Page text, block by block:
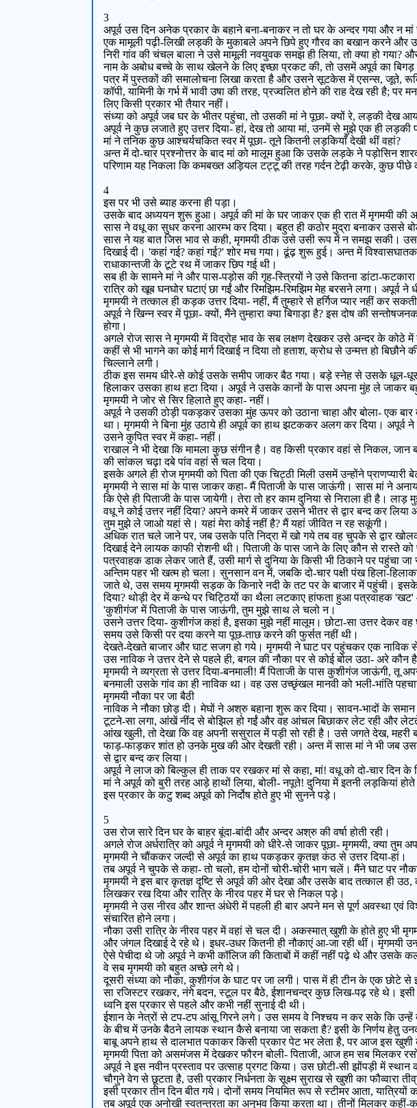
3
अपूर्व उस दिन अनेक प्रकार के बहाने बना-बनाकर न तो घर के अन्दर गया और न
एक मामूली पढ़ी-लिखी लड़की के मुकाबले अपने छिपे हुए गौरव का बखान करने और
निरी गांव की चंचल बाला ने उसे मामूली नवयुवक समझ ही लिया, तो क्या हो
नाम के अबोध बच्चे के साथ खेलने के लिए इच्छा प्रकट की, तो उसमें अपूर्व का बिगड़
पत्र में पुस्तकों की समालोचना लिखा करता है और उसने सूटकेस में एसन्स, जूते,
कॉपी, यामिनी के गर्भ में भावी उषा की तरह, प्रज्वलित होने की राह देख रही है;
लिए किसी प्रकार भी तैयार नहीं।
संध्या को अपूर्व जब घर के भीतर पहुंचा, तो उसकी मां ने पूछा- क्यों रे, लड़की देख
अपूर्व ने कुछ लजाते हुए उत्तर दिया- हां, देख तो आया मां, उनमें से मुझे एक ही लड़की
मां ने तनिक कुछ आश्चर्यचकित स्वर में पूछा- तूने कितनी लड़कियाँ देखी थीं वहां?
अन्त में दो-चार प्रश्नोत्तर के बाद मां को मालूम हुआ कि उसके लड़के ने पड़ोसिन
परिणाम यह निकला कि कमबख्त अड़ियल टट्टू की तरह गर्दन टेढ़ी करके, कुछ
4
इस पर भी उसे ब्याह करना ही पड़ा।
उसके बाद अध्ययन शुरू हुआ। अपूर्व की मां के घर जाकर एक ही रात में मृगमयी की
सास ने वधू का सुधर करना आरम्भ कर दिया। बहुत ही कठोर मुद्रा बनाकर उससे
सास ने यह बात जिस भाव से कही, मृगमयी ठीक उसे उसी रूप में न समझ सकी। उसने
दिखाई दी। 'कहां गई? कहां गई?' शोर मच गया। ढूंढ़ शुरू हुई। अन्त में
राधाकान्तजी के टूटे रथ में जाकर छिप गई थी।
सब ही के सामने मां ने और पास-पड़ोस की गृह-स्त्रियों ने उसे कितना डांटा-
रात्रि को खूब घनघोर घटाएं छा गईं और रिमझिम-रिमझिम मेह बरसने लगा। अपूर्व
मृगमयी ने तत्काल ही कड़क उत्तर दिया- नहीं, मैं तुम्हारे से हर्गिज प्यार नहीं कर
अपूर्व ने खिन्न स्वर में पूछा- क्यों, मैंने तुम्हारा क्या बिगाड़ा है? इस दोष की
होगा।
अगले रोज सास ने मृगमयी में विद्रोह भाव के सब लक्षण देखकर उसे अन्दर के कोठे
कहीं से भी भागने का कोई मार्ग दिखाई न दिया तो हताश, क्रोध से उन्मत्त हो
चिल्लाने लगी।
ठीक इस समय धीरे-से कोई उसके समीप जाकर बैठ गया। बड़े स्नेह से उसके धूल-
हिलाकर उसका हाथ हटा दिया। अपूर्व ने उसके कानों के पास अपना मुंह ले जाकर
मृगमयी ने जोर से सिर हिलाते हुए कहा- नहीं।
अपूर्व ने उसकी ठोड़ी पकड़कर उसका मुंह ऊपर को उठाना चाहा और बोला- एक बार
था। मृगमयी ने बिना मुंह उठाये ही अपूर्व का हाथ झटककर अलग कर दिया।
उसने कुपित स्वर में कहा- नहीं।
राखाल ने भी देखा कि मामला कुछ संगीन है। वह किसी प्रकार वहां से निकल, जान
की सांकल चढ़ा दबे पांव वहां से चल दिया।
इसके अगले ही रोज मृगमयी को पिता की एक चिट्ठी मिली उसमें उन्होंने
मृगमयी ने सास मां के पास जाकर कहा- मैं पिताजी के पास जाऊंगी। सास मां ने
कि ऐसे ही पिताजी के पास जायेगी। तेरा तो हर काम दुनिया से निराला ही है। लाड़
वधू ने कोई उत्तर नहीं दिया? अपने कमरे में जाकर उसने भीतर से द्वार बन्द कर
तुम मुझे ले जाओ यहां से। यहां मेरा कोई नहीं है? मैं यहां जीवित न रह सकूंगी।
अधिक रात चले जाने पर, जब उसके पति निद्रा में खो गये तब वह चुपके से द्वार
दिखाई देने लायक काफी रोशनी थी। पिताजी के पास जाने के लिए कौन से रास्ते
पत्रवाहक डाक लेकर जाते हैं, उसी मार्ग से दुनिया के किसी भी ठिकाने पर पहुंचा
अन्तिम पहर भी खत्म हो चला। सुनसान वन में, जबकि दो-चार पक्षी पंख हिला-
जाते थे, उस समय मृगमयी सड़क के किनारे नदी के तट पर के बाजार में पहुंची।
दिया? थोड़ी देर में कन्धे पर चिट्ठियों का थैला लटकाए हांफता हुआ पत्रवाहक
'कुशीगंज' में पिताजी के पास जाऊंगी, तुम मुझे साथ ले चलो न।
उसने उत्तर दिया- कुशीगंज कहां है, इसका मुझे नहीं मालूम। छोटा-सा उत्तर देकर
समय उसे किसी पर दया करने या पूछ-ताछ करने की फुर्सत नहीं थी।
देखते-देखते बाजार और घाट सजग हो गये। मृगमयी ने घाट पर पहुंचकर एक नाविक
उस नाविक ने उत्तर देने से पहले ही, बगल की नौका पर से कोई बोल उठा- अरे कौन
मृगमयी ने व्यग्रता से उत्तर दिया-बनमाली! मैं पिताजी के पास कुशीगंज जाऊंगी, तू
बनमाली उसके गांव का ही नाविक था। वह उस उच्छृंखल मानवी को भली-भांति
मृगमयी नौका पर जा बैठी
नाविक ने नौका छोड़ दी। मेघों ने अश्रु बहाना शुरू कर दिया। सावन-भादों के
टूटने-सा लगा, आंखें नींद से बोझिल हो गईं और वह आंचल बिछाकर लेट रही और
आंख खुली, तो देखा कि वह अपनी ससुराल में पड़ी सो रही है। उसे जगते देख,
फाड़-फाड़कर शांत हो उनके मुख की ओर देखती रही। अन्त में सास मां ने भी जब
से द्वार बन्द कर लिया।
अपूर्व ने लाज को बिल्कुल ही ताक पर रखकर मां से कहा, मां! वधू को दो-चार दिन
मां ने अपूर्व को बुरी तरह आड़े हाथों लिया, बोली- नपूते! दुनिया में इतनी लड़कियां
इस प्रकार के कटु शब्द अपूर्व को निर्दोष होते हुए भी सुनने पड़े।
5
उस रोज सारे दिन घर के बाहर बूंदा-बांदी और अन्दर अश्रु की वर्षा होती रही।
अगले रोज अर्धरात्रि को अपूर्व ने मृगमयी को धीरे-से जाकर पूछा- मृगमयी, क्या तुम
मृगमयी ने चौंककर जल्दी से अपूर्व का हाथ पकड़कर कृतज्ञ कंठ से उत्तर दिया-हां।
तब अपूर्व ने चुपके से कहा- तो चलो, हम दोनों चोरी-चोरी भाग चलें। मैंने घाट पर
मृगमयी ने इस बार कृतज्ञ दृष्टि से अपूर्व की ओर देखा और उसके बाद तत्काल ही
लिखकर रख दिया और रात्रि के नीरव पहर में घर से निकल पड़े।
मृगमयी ने उस नीरव और शान्त अंधेरी में पहली ही बार अपने मन से पूर्ण अवस्था एवं
संचारित होने लगा।
नौका उसी रात्रि के नीरव पहर में वहां से चल दी। अकस्मात् खुशी के होते हुए भी
और जंगल दिखाई दे रहे थे। इधर-उधर कितनी ही नौकाएं आ-जा रही थीं।
ऐसे पेचीदा थे जो अपूर्व ने कभी कॉलिज की किताबों में कहीं नहीं पढ़े थे और उसके
वे सब मृगमयी को बहुत अच्छे लगे थे।
दूसरी संध्या को नौका, कुशीगंज के घाट पर जा लगी। पास में ही टीन के एक छोटे
सा रजिस्टर रखकर, नंगे बदन, स्टूल पर बैठे, ईशानचन्द्र कुछ लिख-पढ़ रहे थे।
ध्वनि इस प्रकार से पहले और कभी नहीं सुनाई दी थी।
ईशान के नेत्रों से टप-टप आंसू गिरने लगे। उस समय वे निश्चय न कर सके कि उन्हें
के बीच में उनके बैठने लायक स्थान कैसे बनाया जा सकता है? इसी के निर्णय हेतु
बाबू अपने हाथ से दालभात पकाकर किसी प्रकार पेट भर लेता है, पर आज इस
मृगमयी पिता को असमंजस में देखकर फौरन बोली- पिताजी, आज हम सब मिलकर
अपूर्व ने इस नवीन प्रस्ताव पर उत्साह प्रगट किया। उस छोटी-सी झोंपड़ी में
चौगुने वेग से छूटता है, उसी प्रकार निर्धनता के सूक्ष्म सुराख से खुशी का फौव्वारा
इसी प्रकार तीन दिन बीत गये। दोनों समय नियमित रूप से स्टीमर आता,
तब अपूर्व एक अनोखी स्वतन्त्रता का अनुभव किया करता था। तीनों मिलकर